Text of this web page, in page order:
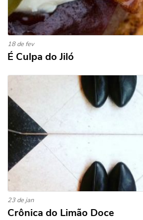
18 de fev
É Culpa do Jiló
23 de jan
Crônica do Limão Doce